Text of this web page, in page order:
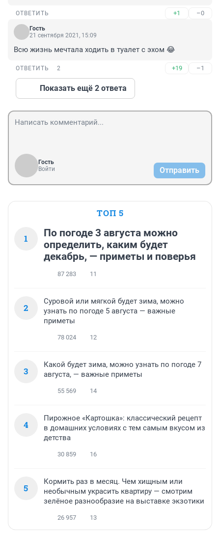
ОТВЕТИТЬ +1 –0
Гость
21 сентября 2021, 15:09
Всю жизнь мечтала ходить в туалет с эхом 😂
ОТВЕТИТЬ 2 +19 –1
Показать ещё 2 ответа
Гость
Войти
Отправить
ТОП 5
1
По погоде 3 августа можно
определить, каким будет
декабрь, — приметы и поверья
87 283 11
2
Суровой или мягкой будет зима, можно
узнать по погоде 5 августа — важные
приметы
78 024 12
3
Какой будет зима, можно узнать по погоде 7
августа, — важные приметы
55 569 14
4
Пирожное «Картошка»: классический рецепт
в домашних условиях с тем самым вкусом из
детства
30 859 16
5
Кормить раз в месяц. Чем хищным или
необычным украсить квартиру — смотрим
зелёное разнообразие на выставке экзотики
26 957 13